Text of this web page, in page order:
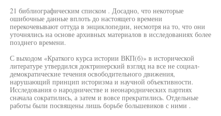
21 библиографическим списком . Досадно, что некоторые
ошибочные данные вплоть до настоящего времени
перекочевывают оттуда в энциклопедии, несмотря на то, что они
уточнялись на основе архивных материалов в исследованиях более
позднего времени.
С выходом «Краткого курса истории ВКП(б)» в исторической
литературе утвердился доктринерский взгляд на все не социал-
демократические течения освободительного движения,
нарушающий принцип историзма и научной объективности.
Исследования о народничестве и неонароднических партиях
сначала сократились, а затем и вовсе прекратились. Отдельные
работы были посвящены лишь борьбе большевиков с ними .